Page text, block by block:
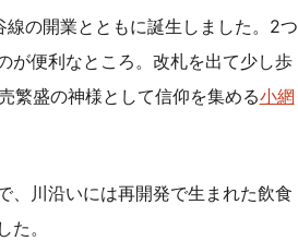
線の開業とともに誕生しました。2つ
が便利なところ。改札を出て少し歩
繁盛の神様として信仰を集める小網
、川沿いには再開発で生まれた飲食
。